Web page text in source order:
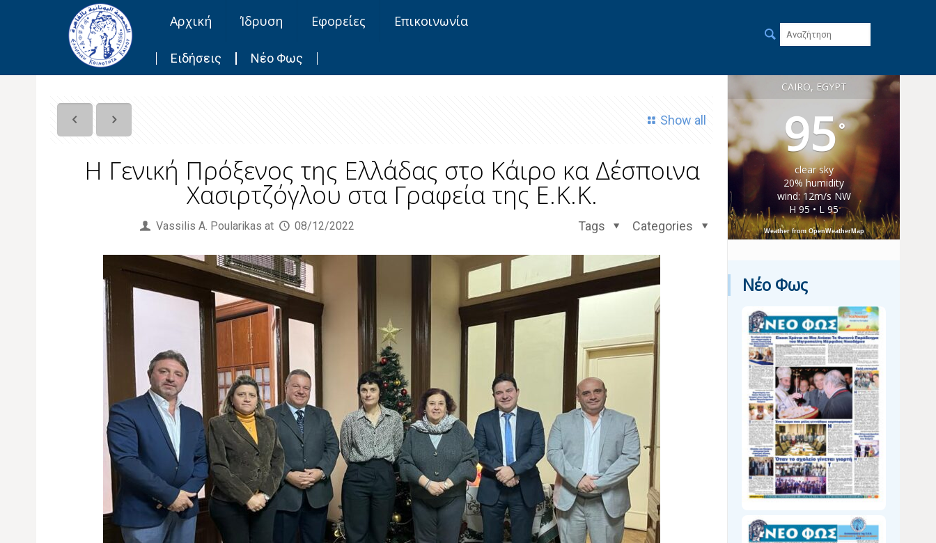
Αρχική Ίδρυση Εφορείες Επικοινωνία
Ειδήσεις Νέο Φως
Show all
Η Γενική Πρόξενος της Ελλάδας στο Κάιρο κα Δέσποινα
Χασιρτζόγλου στα Γραφεία της Ε.Κ.Κ.
Vassilis Α. Poularikas at 08/12/2022 Categories
Tags
CAIRO, EGYPT
95°
clear sky
20% humidity
wind: 12m/s NW
H 95 • L 95
Weather from OpenWeatherMap
Νέο Φως